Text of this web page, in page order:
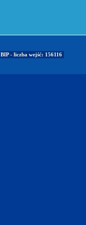
BIP - liczba wejść: 156116